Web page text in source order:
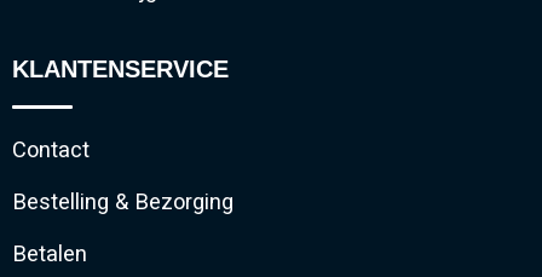
KLANTENSERVICE
Contact
Bestelling & Bezorging
Betalen